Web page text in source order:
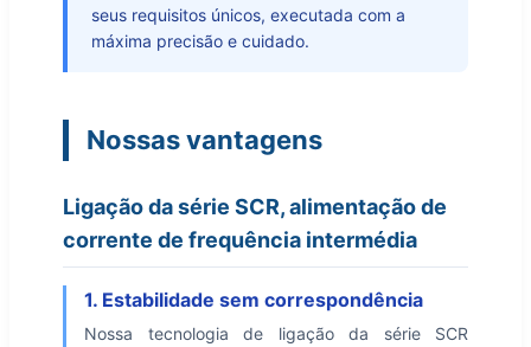
seus requisitos únicos, executada com a
máxima precisão e cuidado.
Nossas vantagens
Ligação da série SCR, alimentação de
corrente de frequência intermédia
1. Estabilidade sem correspondência
Nossa tecnologia de ligação da série SCR